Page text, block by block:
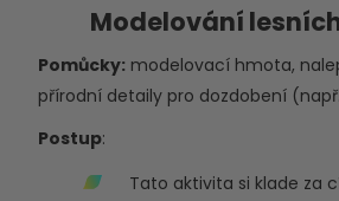
Modelování
Pomůcky: modelovací hmota,
přírodní detaily pro dozdobení
Postup:
Tato aktivita si klade za